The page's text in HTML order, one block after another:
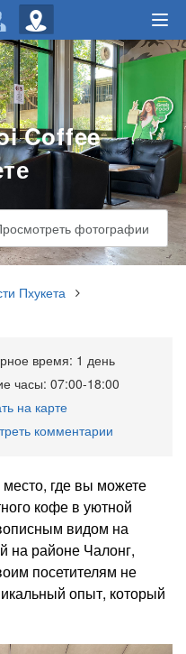
Coffee
фотографии
Пхукета
время: 1 день
часы: 07:00-18:00
на карте
комментарии
где вы можете
кофе в уютной
видом на
на районе Чалонг,
посетителям не
опыт, который